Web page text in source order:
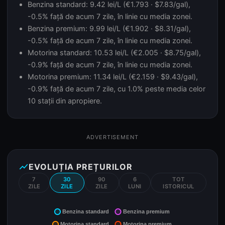
Benzina standard: 9.42 lei/L (€1.793 · $7.83/gal),
-0.5% față de acum 7 zile, în linie cu media zonei.
Benzina premium: 9.99 lei/L (€1.902 · $8.31/gal),
-0.5% față de acum 7 zile, în linie cu media zonei.
Motorina standard: 10.53 lei/L (€2.005 · $8.75/gal),
-0.9% față de acum 7 zile, în linie cu media zonei.
Motorina premium: 11.34 lei/L (€2.159 · $9.43/gal),
-0.9% față de acum 7 zile, cu 1.0% peste media celor
10 stații din apropiere.
ADVERTISEMENT
show_chartEVOLUȚIA PREȚURILOR
7
ZILE
30
ZILE
90
ZILE
6
LUNI
TOT
ISTORICUL